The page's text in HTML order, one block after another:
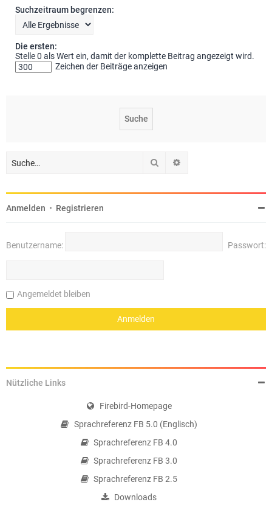
Suchzeitraum begrenzen:
Die ersten:
Stelle 0 als Wert ein, damit der komplette Beitrag angezeigt wird.
Zeichen der Beiträge anzeigen
Suche
Anmelden • Registrieren
Benutzername: Passwort:
Angemeldet bleiben
Nützliche Links
Firebird-Homepage
Sprachreferenz FB 5.0 (Englisch)
Sprachreferenz FB 4.0
Sprachreferenz FB 3.0
Sprachreferenz FB 2.5
Downloads